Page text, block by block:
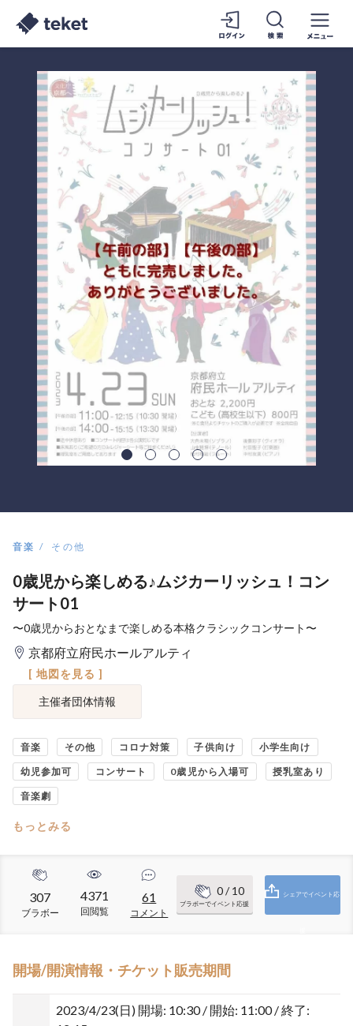
音楽 その他
0歳児から楽しめる♪ムジカーリッシュ！コン
サート01
〜0歳児からおとなまで楽しめる本格クラシックコンサート〜
京都府立府民ホールアルティ
[ 地図を見る ]
主催者団体情報
音楽 その他 コロナ対策 子供向け 小学生向け
幼児参加可 コンサート 0歳児から入場可 授乳室あり
音楽劇
もっとみる
307
ブラボー
4371
回閲覧
61
コメント
0/ 10
ブラボーでイベント応援
シェアでイベント応
開場/開演情報・チケット販売期間
2023/4/23(日) 開場: 10:30 / 開始: 11:00 / 終了: